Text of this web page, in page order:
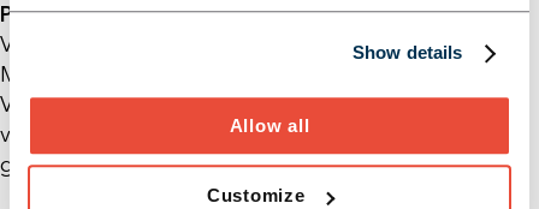
Show details
Allow all
Customize
Passive Investing:ETFs als Kernanlagevehikel von
Vermögensverwaltungen zeigen eine starke
Marktentwicklung – das absolut in ETFs verwaltete
Vermögen und ihr relativer Marktanteil sind in den
vergangenen zwei Dekaden kontinuierlich
gewachsen.